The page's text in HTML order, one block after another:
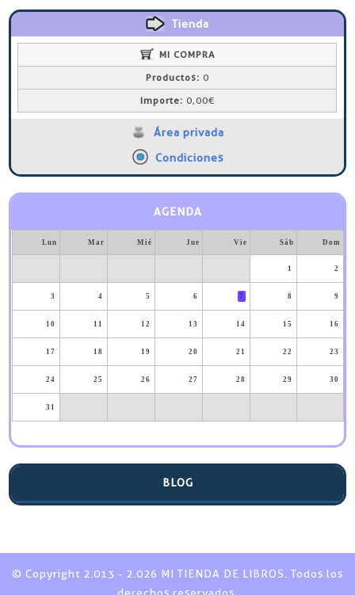
Tienda
MI COMPRA
Productos: 0
Importe: 0,00€
Área privada
Condiciones
AGENDA
Lun Mar Mié Jue Vie Sáb Dom
1 2
3 4 5 6 7 8 9
10 11 12 13 14 15 16
17 18 19 20 21 22 23
24 25 26 27 28 29 30
31
BLOG
© Copyright 2.013 - 2.026 MI TIENDA DE LIBROS. Todos los